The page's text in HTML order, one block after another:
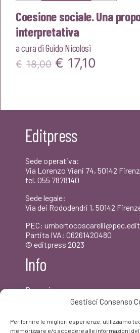
Gestisci Consenso
Per fornire le migliori esperienze, utilizziamo
memorizzare e/o accedere alle informazioni
Coesione sociale. Una
interpretativa
a cura diGuido Nicolosi
€ 18,00 Il
€18,00.
€ 17,10
Editpress
Sede operativa:
Via Lorenzo Viani 74, 50142
tel. 055 7878140
Sede legale:
Via dei Rododendri 1, 50142
PEC:
Partita IVA: 06261420480
© editpress 2023
Info
Dove siamo
Privacy policy
FAQ